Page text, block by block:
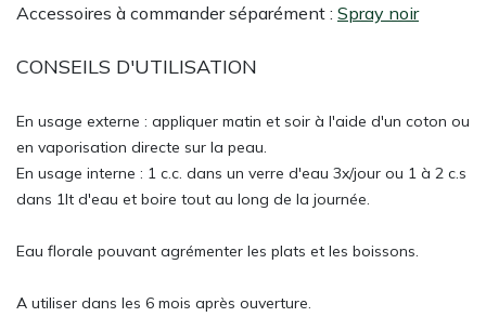
Accessoires à commander séparément : Spray noir
CONSEILS D'UTILISATION
En usage externe : appliquer matin et soir à l'aide d'un coton ou
en vaporisation directe sur la peau.
En usage interne : 1 c.c. dans un verre d'eau 3x/jour ou 1 à 2 c.s
dans 1lt d'eau et boire tout au long de la journée.
Eau florale pouvant agrémenter les plats et les boissons.
A utiliser dans les 6 mois après ouverture.